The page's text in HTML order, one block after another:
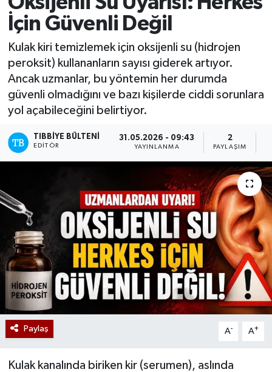
İçin Güvenli Değil
Kulak kiri temizlemek için oksijenli su (hidrojen
peroksit) kullananların sayısı giderek artıyor.
Ancak uzmanlar, bu yöntemin her durumda
güvenli olmadığını ve bazı kişilerde ciddi sorunlara
yol açabileceğini belirtiyor.
TIBBIYE BÜLTENI
EDITÖR
31.05.2026 - 09:43
YAYINLANMA
2
PAYLAŞIM
Paylaş A- A+
Kulak kanalında biriken kir (serumen), aslında
Mevzuat